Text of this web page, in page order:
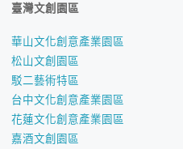
臺灣文創園區
華山文化創意產業園區
松山文創園區
駁二藝術特區
台中文化創意產業園區
花蓮文化創意產業園區
嘉酒文創園區